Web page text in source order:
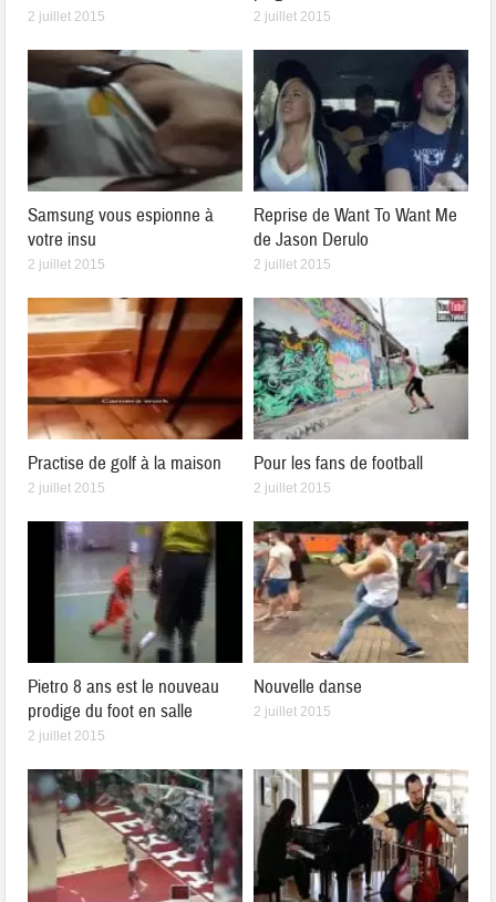
2 juillet 2015 2 juillet 2015
Samsung vous espionne à
votre insu
2 juillet 2015
Reprise de Want To Want Me
de Jason Derulo
2 juillet 2015
Practise de golf à la maison
2 juillet 2015
Pour les fans de football
2 juillet 2015
Pietro 8 ans est le nouveau
prodige du foot en salle
2 juillet 2015
Nouvelle danse
2 juillet 2015